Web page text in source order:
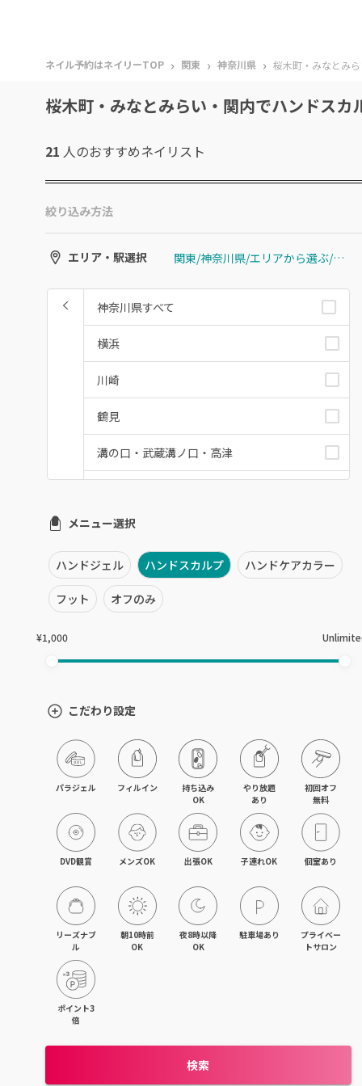
ネイル予約はネイリーTOP › 関東 › 神奈川県 › 桜木町・みなとみ
桜木町・みなとみらい・関内でハンドス
21 人のおすすめネイリスト
絞り込み方法
エリア・駅選択 関東/神奈川県/エリアから選ぶ/桜木町・みなとみらい・関内
神奈川県すべて
横浜
川崎
鶴見
溝の口・武蔵溝ノ口・高津
本厚木・海老名・伊勢原
港北・都筑・青葉台
横須賀・鎌倉・逗子
大船・戸塚・保土ヶ谷
藤沢・湘南台・江ノ島
武蔵小杉・日吉・綱島
相模大野・小田急相模原
東林間・中央林間・南林間
大和・さがみ野・二俣川
上大岡・金沢文庫・港南台
メニュー選択
ハンドジェル ハンドスカルプ ハンドケアカラー
フット オフのみ
¥1,000
こだわり設定
パラジェル フィルイン
持ち込み
OK
やり放題
あり
初回オフ
無料
DVD観賞 メンズOK 出張OK 子連れOK 個室あり
リーズナブ
ル
朝10時前
OK
夜8時以降
OK
駐車場あり
プライベー
トサロン
ポイント3
倍
検索